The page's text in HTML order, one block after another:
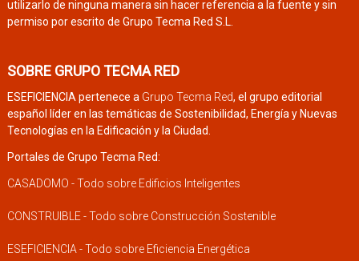
utilizarlo de ninguna manera sin hacer referencia a la fuente y sin
permiso por escrito de Grupo Tecma Red S.L.
SOBRE GRUPO TECMA RED
ESEFICIENCIA pertenece a Grupo Tecma Red, el grupo editorial
español líder en las temáticas de Sostenibilidad, Energía y Nuevas
Tecnologías en la Edificación y la Ciudad.
Portales de Grupo Tecma Red:
CASADOMO - Todo sobre Edificios Inteligentes
CONSTRUIBLE - Todo sobre Construcción Sostenible
ESEFICIENCIA - Todo sobre Eficiencia Energética